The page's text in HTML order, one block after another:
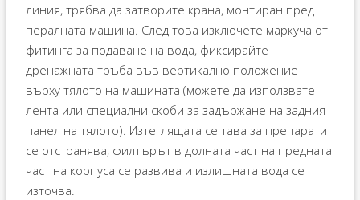
линия, трябва да затворите крана, монтиран пред
пералната машина. След това изключете маркуча от
фитинга за подаване на вода, фиксирайте
дренажната тръба във вертикално положение
върху тялото на машината (можете да използвате
лента или специални скоби за задържане на задния
панел на тялото). Изтеглящата се тава за препарати
се отстранява, филтърът в долната част на предната
част на корпуса се развива и излишната вода се
източва.